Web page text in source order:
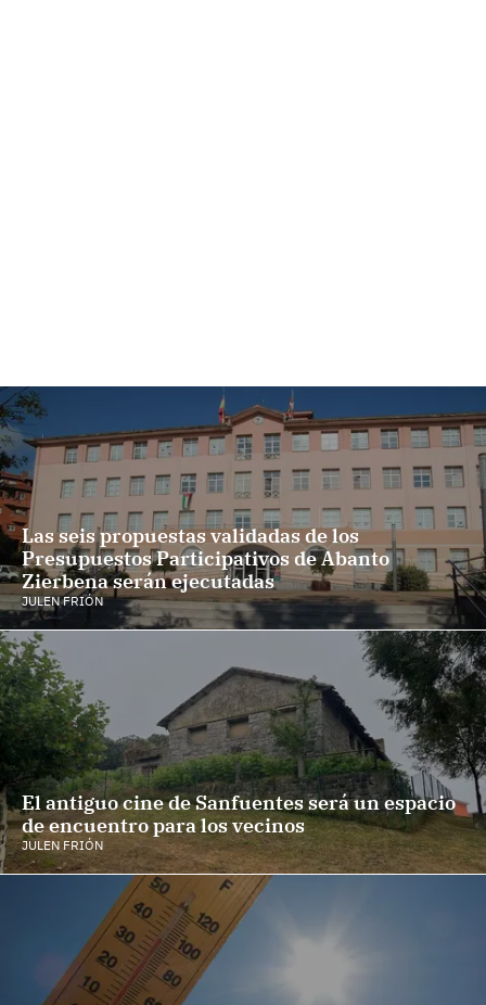
Las seis propuestas validadas de los
Presupuestos Participativos de Abanto
Zierbena serán ejecutadas
JULEN FRIÓN
El antiguo cine de Sanfuentes será un espacio
de encuentro para los vecinos
JULEN FRIÓN